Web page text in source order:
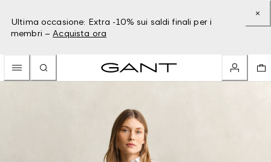
Ultima occasione: Extra -10% sui saldi finali per i
membri – Acquista ora